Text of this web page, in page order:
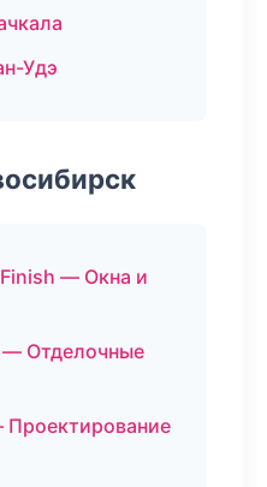
Удэ
— Окна и
Отделочные